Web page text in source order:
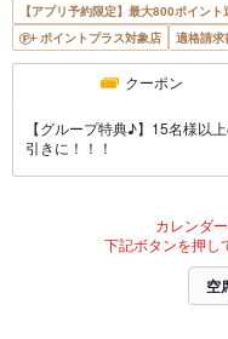
【アプリ予約限定】最大800ポイン
ポイントプラス対象店
適格請求
クーポン
【グループ特典♪】15名様以
引きに！！！
カレンダ
下記ボタンを押し
空